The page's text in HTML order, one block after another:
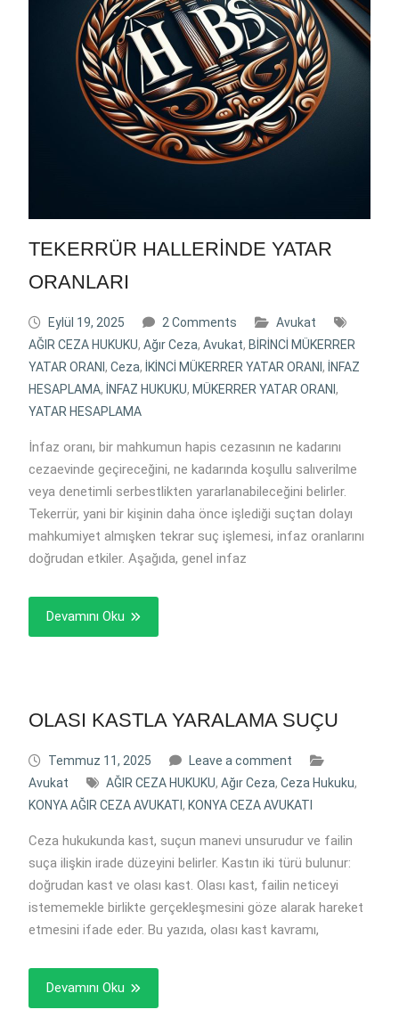
TEKERRÜR HALLERİNDE YATAR
ORANLARI
Eylül 19, 2025 2 Comments
Avukat
AĞIR CEZA HUKUKU, Ağır Ceza, Avukat, BİRİNCİ MÜKERRER
YATAR ORANI , Ceza, İKİNCİ MÜKERRER YATAR ORANI , İNFAZ
HESAPLAMA, İNFAZ HUKUKU, MÜKERRER YATAR ORANI ,
YATAR HESAPLAMA
İnfaz oranı, bir mahkumun hapis cezasının ne kadarını
cezaevinde geçireceğini, ne kadarında koşullu salıverilme
veya denetimli serbestlikten yararlanabileceğini belirler.
Tekerrür, yani bir kişinin daha önce işlediği suçtan dolayı
mahkumiyet almışken tekrar suç işlemesi, infaz oranlarını
doğrudan etkiler. Aşağıda, genel infaz
Devamını Oku
OLASI KASTLA YARALAMA SUÇU
Temmuz 11, 2025
Leave a comment
Avukat
AĞIR CEZA HUKUKU, Ağır Ceza, Ceza Hukuku,
KONYA AĞIR CEZA AVUKATI , KONYA CEZA AVUKATI
Ceza hukukunda kast, suçun manevi unsurudur ve failin
suça ilişkin irade düzeyini belirler. Kastın iki türü bulunur:
doğrudan kast ve olası kast. Olası kast, failin neticeyi
istememekle birlikte gerçekleşmesini göze alarak hareket
etmesini ifade eder. Bu yazıda, olası kast kavramı,
Devamını Oku